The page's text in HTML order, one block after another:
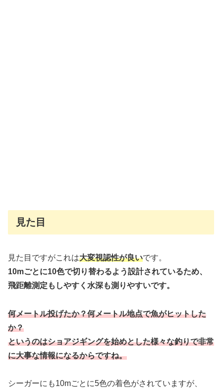
見た目
見た目ですがこれは大変視認性が良いです。
10mごとに10色で切り替わるよう設計されているため、
飛距離測定もしやすく水深も測りやすいです。
何メートル投げたか？何メートル地点で魚がヒットした
か？
というのはショアジギングを始めとした様々な釣りで非常
に大事な情報になるからですね。
シーガーにも10mごとに5色の着色がされていますが、